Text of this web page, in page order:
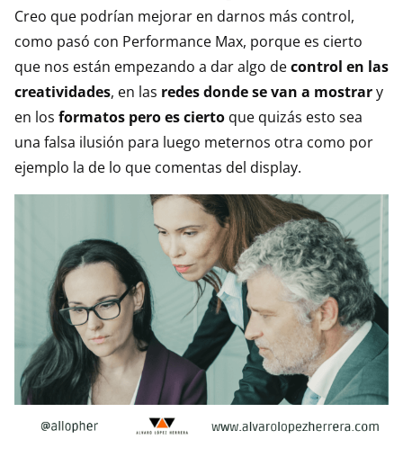
Creo que podrían mejorar en darnos más control,
como pasó con Performance Max, porque es cierto
que nos están empezando a dar algo decontrol en las
creatividades, en las redes donde se van a mostrary
en los formatos pero es cierto que quizás esto sea
una falsa ilusión para luego meternos otra como por
ejemplo la de lo que comentas del display.